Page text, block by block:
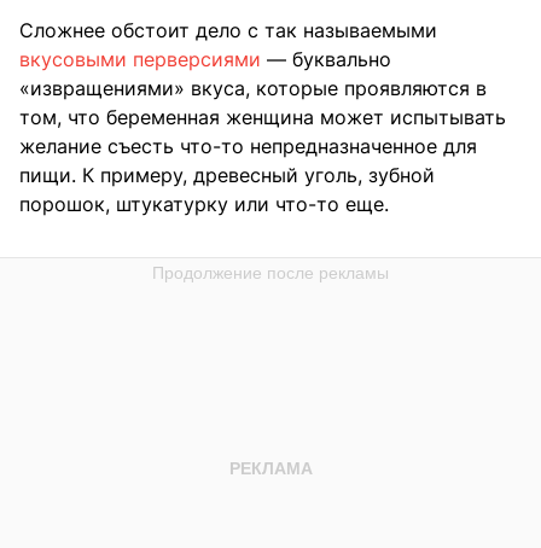
Сложнее обстоит дело с так называемыми
вкусовыми перверсиями — буквально
«извращениями» вкуса, которые проявляются в
том, что беременная женщина может испытывать
желание съесть что-то непредназначенное для
пищи. К примеру, древесный уголь, зубной
порошок, штукатурку или что-то еще.